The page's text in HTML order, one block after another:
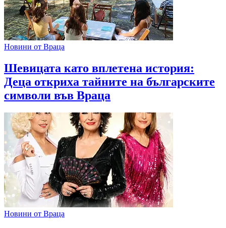
Новини от Враца
Шевицата като вплетена история:
Деца откриха тайните на българските
символи във Враца
Новини от Враца